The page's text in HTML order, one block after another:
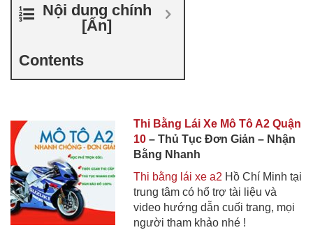
Nội dung chính
[Ẩn]
Contents
Thi Bằng Lái Xe Mô Tô A2 Quận
10– Thủ Tục Đơn Giản – Nhận
Bằng Nhanh
Thi bằng lái xe a2 Hồ Chí Minh tại
trung tâm có hổ trợ tài liệu và
video hướng dẫn cuối trang, mọi
người tham khảo nhé !